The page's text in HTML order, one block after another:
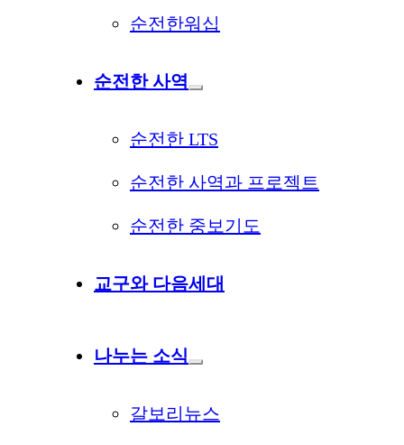
순전한워십
순전한 사역
순전한 LTS
순전한 사역과 프로젝트
순전한 중보기도
교구와 다음세대
나누는 소식
갈보리뉴스